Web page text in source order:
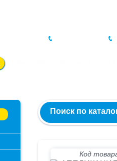
Поиск по
Код